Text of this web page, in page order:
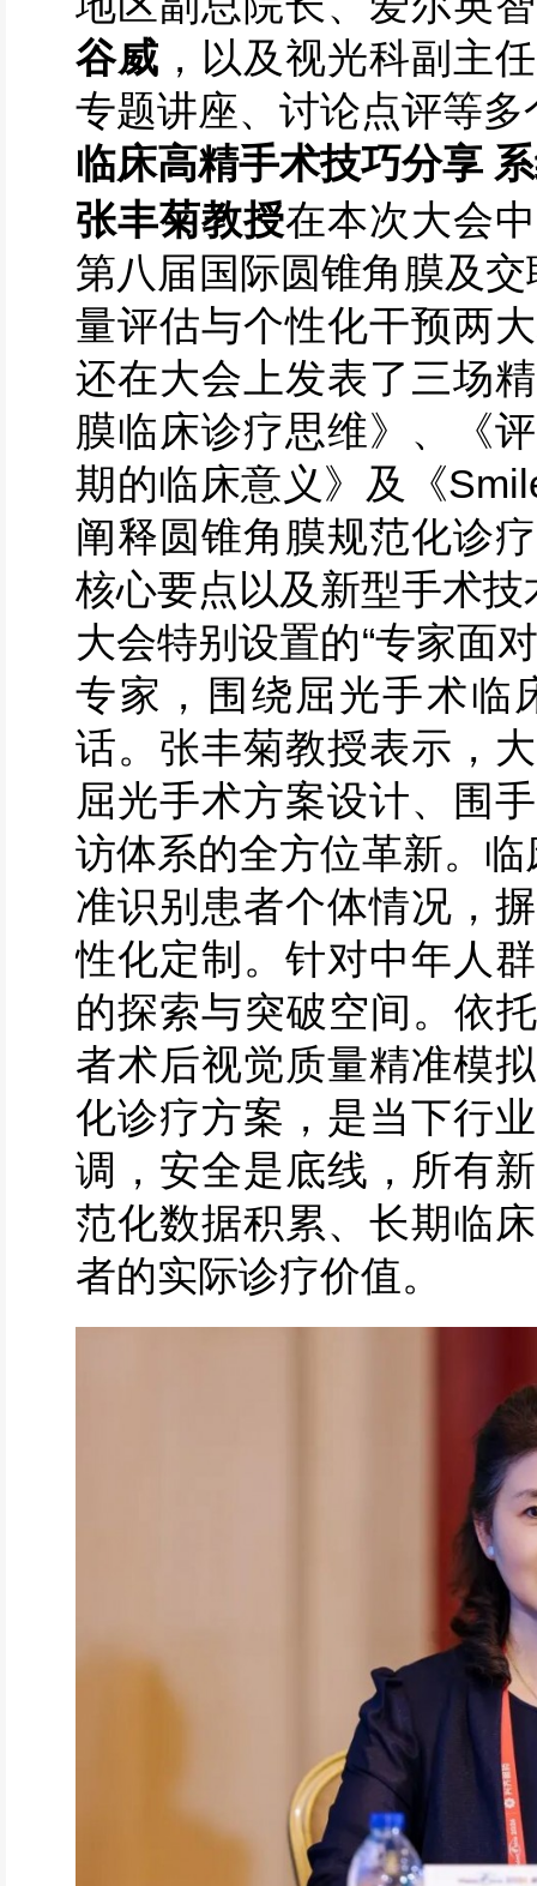
谷威 ，以及视光科副主任
专题讲座、讨论点评等多
临床高精手术技巧分享
张丰菊教授在本次大会
第八届国际圆锥角膜及
量评估与个性化干预两
还在大会上发表了三场
膜临床诊疗思维》、《
期的临床意义》及《
阐释圆锥角膜规范化诊
核心要点以及新型手术
大会特别设置的“专家面
专家，围绕屈光手术临
话。张丰菊教授表示，
屈光手术方案设计、围
访体系的全方位革新。临
准识别患者个体情况，
性化定制。针对中年人
的探索与突破空间。依
者术后视觉质量精准模
化诊疗方案，是当下行
调，安全是底线，所有
范化数据积累、长期临
者的实际诊疗价值。